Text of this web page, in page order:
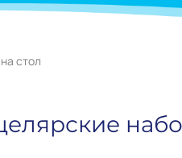
стол